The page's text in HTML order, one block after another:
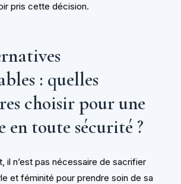
pris cette décision.
: quelles
choisir pour une
en toute sécurité ?
il n’est pas nécessaire de sacrifier
et féminité pour prendre soin de sa